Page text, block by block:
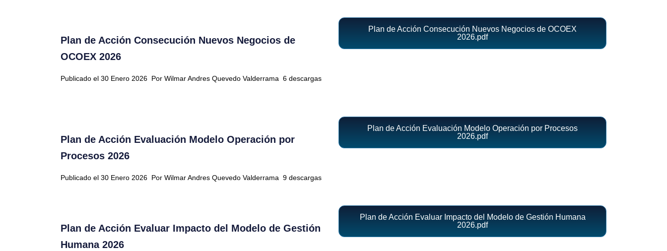
Plan de Acción Consecución Nuevos Negocios de
OCOEX 2026
Publicado el 30 Enero 2026 Por Wilmar Andres Quevedo Valderrama 6 descargas
Plan de Acción Consecución Nuevos Negocios de OCOEX
2026.pdf
Plan de Acción Evaluación Modelo Operación por
Procesos 2026
Publicado el 30 Enero 2026 Por Wilmar Andres Quevedo Valderrama 9 descargas
Plan de Acción Evaluación Modelo Operación por Procesos
2026.pdf
Plan de Acción Evaluar Impacto del Modelo de Gestión
Humana 2026
Plan de Acción Evaluar Impacto del Modelo de Gestión Humana
2026.pdf